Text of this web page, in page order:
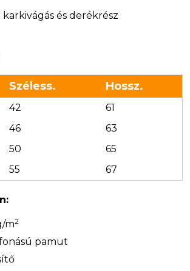
és derékrész
Széless. Hossz.
42
61
46
63
50
65
55 67
m2
pamut